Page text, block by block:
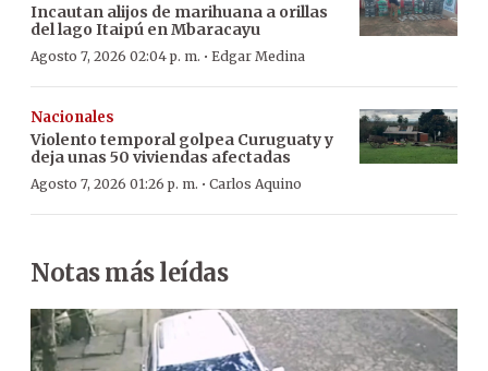
Incautan alijos de marihuana a orillas
del lago Itaipú en Mbaracayu
Agosto 7, 2026 02:04 p. m. · Edgar Medina
Nacionales
Violento temporal golpea Curuguaty y
deja unas 50 viviendas afectadas
Agosto 7, 2026 01:26 p. m. · Carlos Aquino
Notas más leídas